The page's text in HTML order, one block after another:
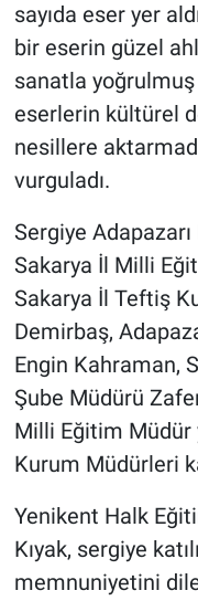
sayıda eser yer
bir eserin güzel
sanatla yoğrulmuş
eserlerin kültürel
nesillere
vurguladı.
Sergiye
Sakarya İl Milli
Sakarya İl Teftiş
Demirbaş,
Engin Kahraman,
Şube Müdürü
Milli Eğitim Müdür
Kurum Müdürleri
Yenikent Halk
Kıyak, sergiye
memnuniyetini